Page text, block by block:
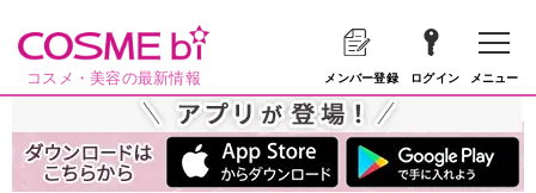
コスメ・美容の最新情報 メンバー登録 ログイン メニュー